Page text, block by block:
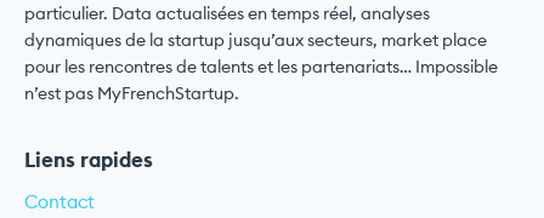
particulier. Data actualisées en temps réel, analyses
dynamiques de la startup jusqu’aux secteurs, market place
pour les rencontres de talents et les partenariats… Impossible
n’est pas MyFrenchStartup.
Liens rapides
Contact